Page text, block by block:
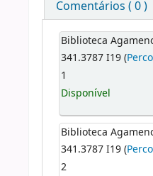
Comentários ( 0 )
Biblioteca
341.3787 I19 (
1
Disponível
Biblioteca
341.3787 I19 (
2